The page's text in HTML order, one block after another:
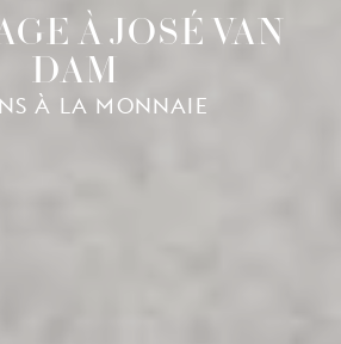
À JOSÉ VAN
DAM
À LA MONNAIE